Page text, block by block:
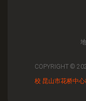
COPYRIGHT ©
校 昆山市花桥中心